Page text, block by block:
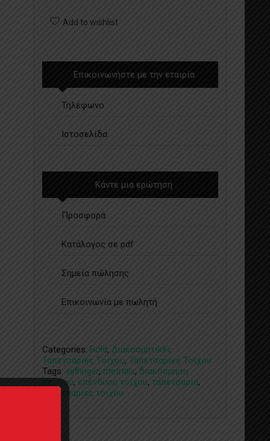
Add to wishlist
Επικοινωνήστε με την εταιρία
Τηλέφωνο
Ιστοσελίδα
Κάντε μια ερώτηση
Προσφορά
Κατάλογος σε pdf
Σημεία πώλησης
Επικοινωνία με πωλητή
Categories: Bold, Διακοσμητικές
Ταπετσαρίες Τοίχου, Ταπετσαρίες Τοίχου
Tags: eijffinger, metridis, διακόσμηση
σπιτιού, επένδυση τοίχου, ταπετσαρία,
ταπετσαρίες τοίχου